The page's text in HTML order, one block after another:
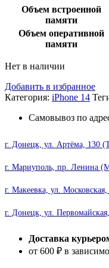
Объем встроенной
памяти
Объем оперативной
памяти
Нет в наличии
Добавить в избранное
Категория: iPhone 14
Самовывоз по
г. Донецк, ул. Артёма, 130
г. Мариуполь, пр. Ленина
г. Макеевка, ул.
г. Донецк, ул.
Доставка
от 600 ₽ в